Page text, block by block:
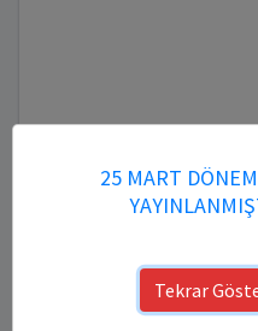
Kitap
25 MART
Tekrar